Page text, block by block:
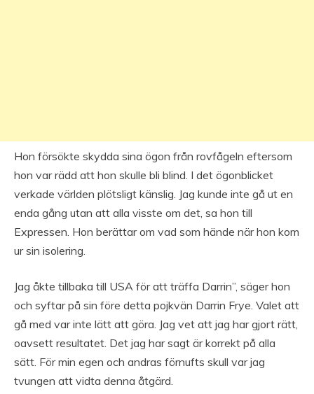
Hon försökte skydda sina ögon från rovfågeln eftersom
hon var rädd att hon skulle bli blind. I det ögonblicket
verkade världen plötsligt känslig. Jag kunde inte gå ut en
enda gång utan att alla visste om det, sa hon till
Expressen. Hon berättar om vad som hände när hon kom
ur sin isolering.
Jag åkte tillbaka till USA för att träffa Darrin”, säger hon
och syftar på sin före detta pojkvän Darrin Frye. Valet att
gå med var inte lätt att göra. Jag vet att jag har gjort rätt,
oavsett resultatet. Det jag har sagt är korrekt på alla
sätt. För min egen och andras förnufts skull var jag
tvungen att vidta denna åtgärd.